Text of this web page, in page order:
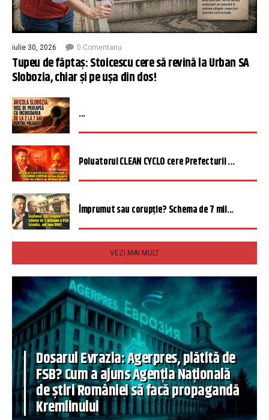
iulie 30, 2026 0 Comentariu
Tupeu de făptaș: Stoicescu cere să revină la Urban SA
Slobozia, chiar și pe ușa din dos!
...
Poluatorul CLEAN CYCLO cere Prefecturii ...
Împrumut sau corupție? Schema de 7 mil...
VEZI MAI MULT
Dosarul Evrazia: Agerpres, plătită de
FSB? Cum a ajuns Agenția Națională
de știri României să facă propagandă
Kremlinului